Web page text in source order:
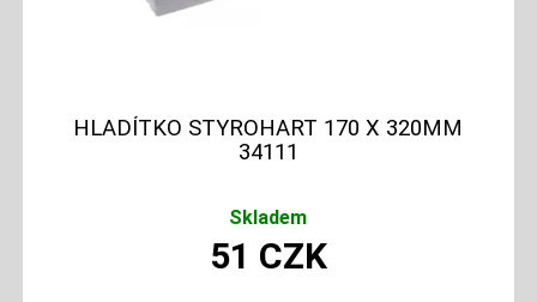
HLADÍTKO STYROHART 170 X 320MM
34111
Skladem
51 CZK